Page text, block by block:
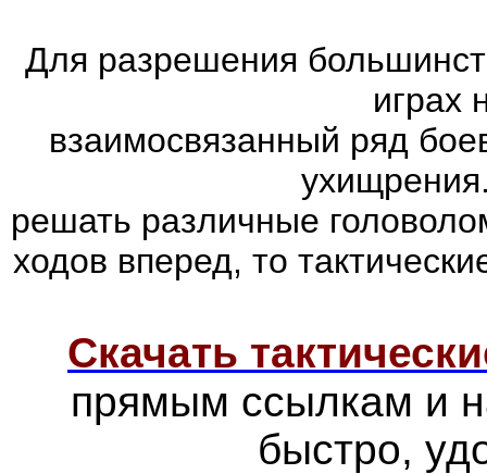
Для разрешения
играх
взаимосвязанный ряд
решать различные
ходов вперед, то
Скачать
прямым ссылкам и
быстро,